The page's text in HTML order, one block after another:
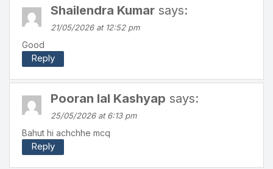
Shailendra Kumar says:
21/05/2026 at 12:52 pm
Good
Reply
Pooran lal Kashyap says:
25/05/2026 at 6:13 pm
Bahut hi achchhe mcq
Reply